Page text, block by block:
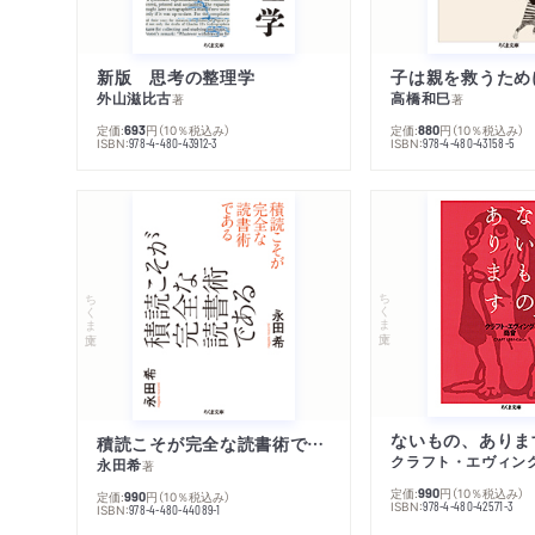
新版 思考の整理学
外山滋比古著
定価:693円 （10％税込み）
ISBN:978-4-480-43912-3
高橋和巳著
定価:880円 （10％税込み）
ISBN:978-4-480-43158-5
ちくま文庫
積読こそが完全な読書術である
永田希著
定価:990円 （10％税込み）
ISBN:978-4-480-44089-1
ちくま文庫
ないもの、あり
クラフト・エヴィン
定価:990円 （10％税込み）
ISBN:978-4-480-42571-3